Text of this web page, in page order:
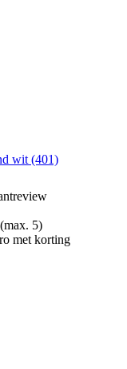
wit (401)
5)
met korting